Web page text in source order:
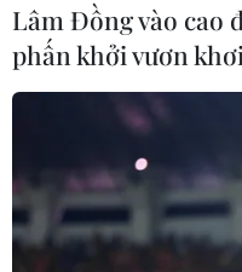
Lâm Đồng vào cao
phấn khởi vươn khơi